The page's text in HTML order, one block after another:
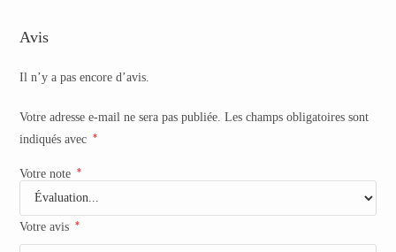
Avis
Il n’y a pas encore d’avis.
Votre adresse e-mail ne sera pas publiée. Les champs obligatoires sont
indiqués avec
*
Votre note *
Votre avis *